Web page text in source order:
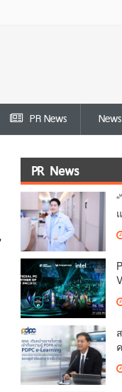
PR News
PR News